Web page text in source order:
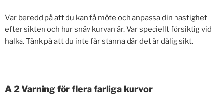
Var beredd på att du kan få möte och anpassa din hastighet
efter sikten och hur snäv kurvan är. Var speciellt försiktig vid
halka. Tänk på att du inte får stanna där det är dålig sikt.
A 2 Varning för flera farliga kurvor